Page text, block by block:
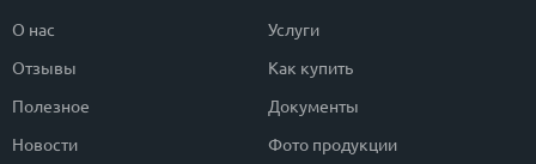
О нас
Отзывы
Полезное
Новости
Услуги
Как купить
Документы
Фото продукции